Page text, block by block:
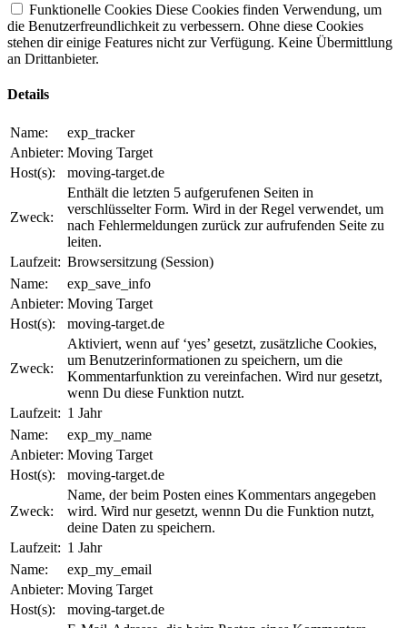
Funktionelle Cookies Diese Cookies finden Verwendung, um
die Benutzerfreundlichkeit zu verbessern. Ohne diese Cookies
stehen dir einige Features nicht zur Verfügung. Keine Übermittlung
an Drittanbieter.
Details
Name:
exp_tracker
Anbieter: Moving Target
Host(s):
moving-target.de
Zweck:
Enthält die letzten 5 aufgerufenen Seiten in
verschlüsselter Form. Wird in der Regel verwendet, um
nach Fehlermeldungen zurück zur aufrufenden Seite zu
leiten.
Laufzeit: Browsersitzung (Session)
Name:
exp_save_info
Anbieter: Moving Target
Host(s):
moving-target.de
Zweck:
Aktiviert, wenn auf ‘yes’ gesetzt, zusätzliche Cookies,
um Benutzerinformationen zu speichern, um die
Kommentarfunktion zu vereinfachen. Wird nur gesetzt,
wenn Du diese Funktion nutzt.
Laufzeit: 1 Jahr
Name:
exp_my_name
Anbieter: Moving Target
Host(s):
moving-target.de
Zweck:
Name, der beim Posten eines Kommentars angegeben
wird. Wird nur gesetzt, wennn Du die Funktion nutzt,
deine Daten zu speichern.
Laufzeit: 1 Jahr
Name:
exp_my_email
Anbieter: Moving Target
Host(s):
moving-target.de